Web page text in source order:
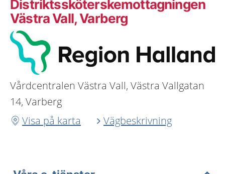
Distriktssköterskemottagningen
Västra Vall, Varberg
Vårdcentralen Västra Vall, Västra Vallgatan
14, Varberg
Visa på karta
Vägbeskrivning